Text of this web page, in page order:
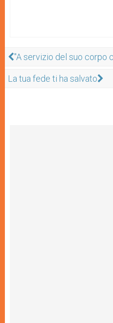
"A servizio del suo corpo
La tua fede ti ha salvato